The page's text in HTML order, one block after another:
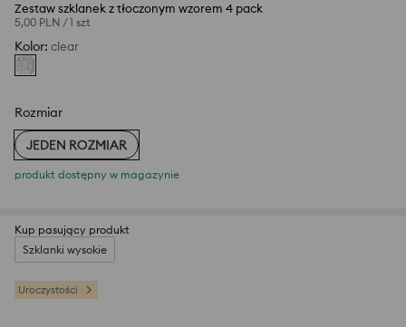
Zestaw szklanek z tłoczonym wzorem 4 pack
5,00 PLN /1 szt
Kolor: clear
Rozmiar
JEDEN ROZMIAR
produkt dostępny w magazynie
Kup pasujący produkt
Szklanki wysokie
Uroczystości